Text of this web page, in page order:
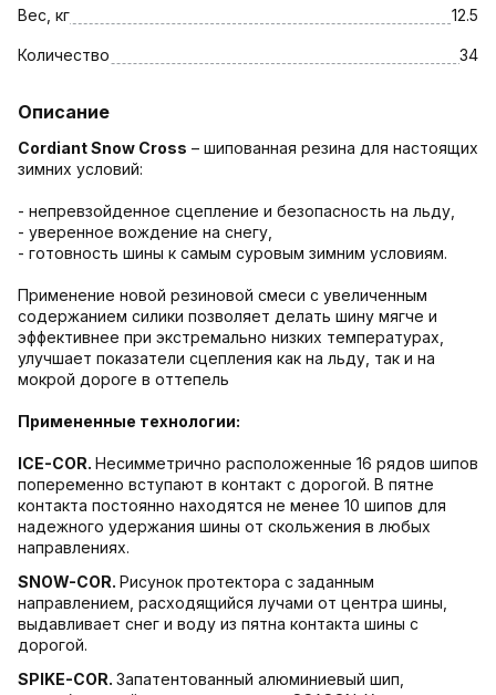
Вес, кг 12.5
Количество 34
Описание
Cordiant Snow Cross – шипованная резина для настоящих
зимних условий:
- непревзойденное сцепление и безопасность на льду,
- уверенное вождение на снегу,
- готовность шины к самым суровым зимним условиям.
Применение новой резиновой смеси с увеличенным
содержанием силики позволяет делать шину мягче и
эффективнее при экстремально низких температурах,
улучшает показатели сцепления как на льду, так и на
мокрой дороге в оттепель
Примененные технологии:
ICE-COR. Несимметрично расположенные 16 рядов шипов
попеременно вступают в контакт с дорогой. В пятне
контакта постоянно находятся не менее 10 шипов для
надежного удержания шины от скольжения в любых
направлениях.
SNOW-COR. Рисунок протектора с заданным
направлением, расходящийся лучами от центра шины,
выдавливает снег и воду из пятна контакта шины с
дорогой.
SPIKE-COR. Запатентованный алюминиевый шип,